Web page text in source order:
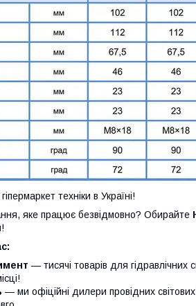
техніки в Україні!
яке працює безвідмовно? Обирайте
— тисячі товарів для гідравлічних
— ми офіційні дилери провідних